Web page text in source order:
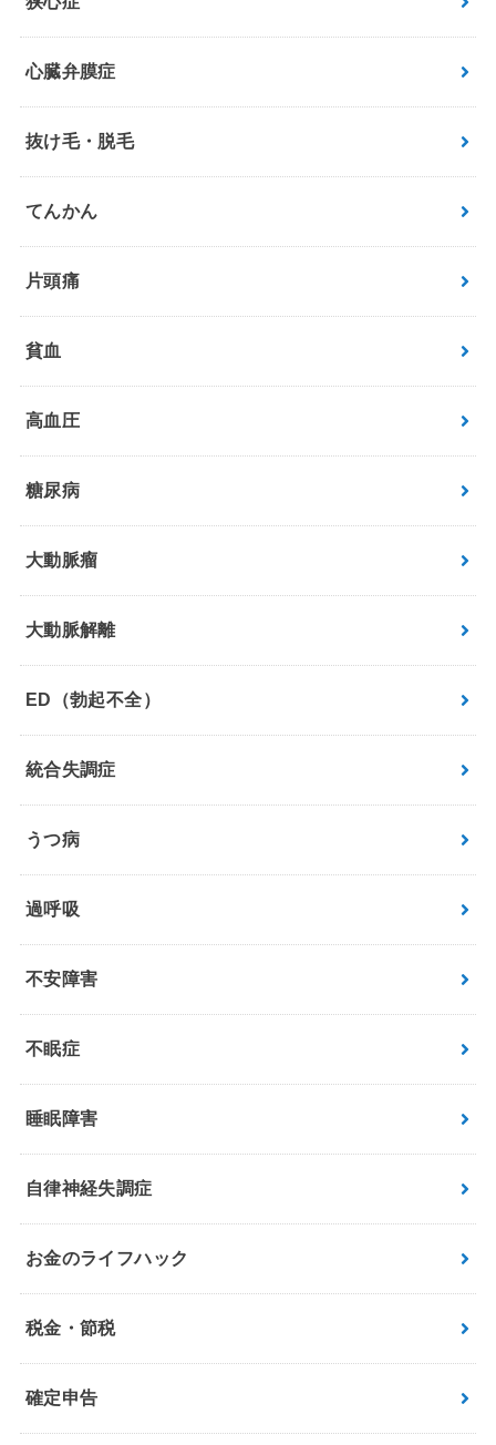
心臓弁膜症
抜け毛・脱毛
てんかん
片頭痛
貧血
高血圧
糖尿病
大動脈瘤
大動脈解離
ED（勃起不全）
統合失調症
うつ病
過呼吸
不安障害
不眠症
睡眠障害
自律神経失調症
お金のライフハック
税金・節税
確定申告